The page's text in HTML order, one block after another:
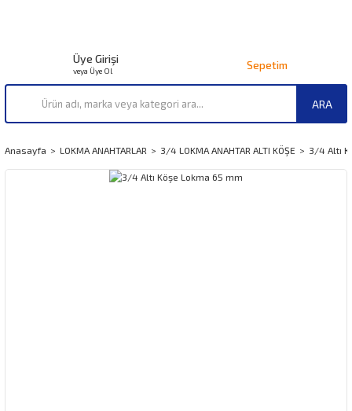
ARA
Üye Girişi
veya Üye Ol Sepetim
Anasayfa LOKMA ANAHTARLAR 3/4 LOKMA ANAHTAR ALTI KÖŞE 3/4 Altı